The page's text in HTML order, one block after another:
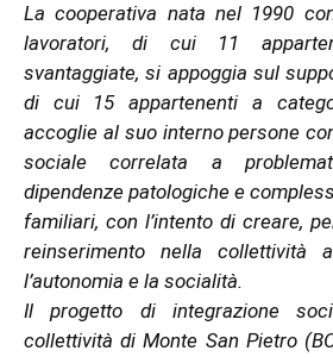
La cooperativa nata nel 1990
lavoratori, di cui 11
svantaggiate, si appoggia sul
di cui 15 appartenenti a
accoglie al suo interno persone
sociale correlata a
dipendenze patologiche e
familiari, con l’intento di creare,
reinserimento nella collettività
l’autonomia e la socialità.
Il progetto di integrazione
collettività di Monte San Pietro